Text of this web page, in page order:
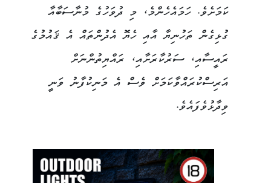
ކަމަށެވެ. ހަމައެހެންމެ، މި ދުވަހުގެ މުނާސަބާއާ
ގުޅިގެން ތަހުނިޔާ އާއި ހެޔޮ އެދުންތައް އެ ޤައުމުގެ
ރައީސާއި، ސަރުކާރަށާއި، ރައްޔިތުންނަށް
އަރިސްކުރައްވާކަމަށް ވެސް އެ މަނިކުފާނު ވަނީ
ވިދާޅުވެފައެވެ.